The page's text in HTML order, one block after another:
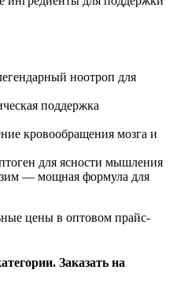
ноотроп для
поддержка
кровообращения мозга и
для ясности мышления
— мощная формула для
цены в оптовом прайс-
Заказать на